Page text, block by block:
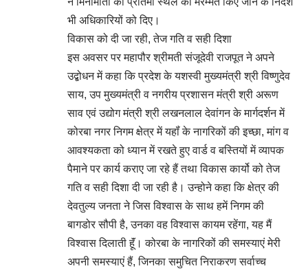
भी अधिकारियों को दिए।
विकास को दी जा रही, तेज गति व सही दिशा
इस अवसर पर महापौर श्रीमती संजूदेवी राजपूत ने अपने
उद्बोधन में कहा कि प्रदेश के यशस्वी मुख्यमंत्री श्री विष्णुदेव
साय, उप मुख्यमंत्री व नगरीय प्रशासन मंत्री श्री अरूण
साव एवं उद्योग मंत्री श्री लखनलाल देवांगन के मार्गदर्शन में
कोरबा नगर निगम क्षेत्र में यहॉं के नागरिकों की इच्छा, मांग व
आवश्यकता को ध्यान में रखते हुए वार्ड व बस्तियों में व्यापक
पैमाने पर कार्य कराए जा रहे हैं तथा विकास कार्यो को तेज
गति व सही दिशा दी जा रही है। उन्होने कहा कि क्षेत्र की
देवतुल्य जनता ने जिस विश्वास के साथ हमें निगम की
बागडोर सौपी है, उनका वह विश्वास कायम रहेंगा, यह मैं
विश्वास दिलाती हूॅं। कोरबा के नागरिकों की समस्याएं मेरी
अपनी समस्याएं हैं, जिनका समुचित निराकरण सर्वाच्च